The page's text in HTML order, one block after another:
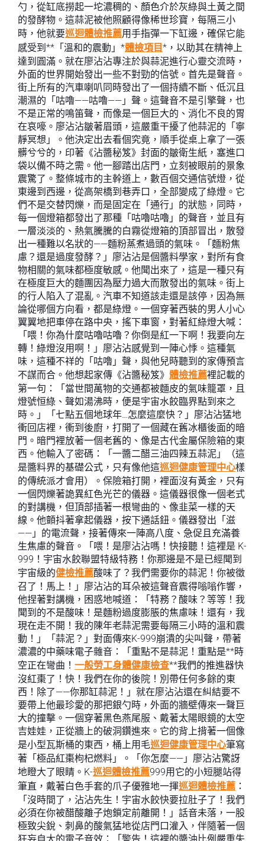
勺，從缸底撈起一坨濃稠的、顏色介於灰綠與土黃之間
的發酵物。這蒜泥被他照顧得像稀世珍寶，每隔三小
時，他就要巡迴體檢推薦用手指彈一下缸邊，確保它能
感受到**「溫和的震動」*體檢項目*，以助其在精神上
達到圓滿。就在廖沾沾專注於與蒜泥進行心靈交流時，
外面的世界開始發出一些不對勁的信號。首先是聲音。
街上所有的汽車喇叭同時發出了一個持續不斷、低沉且
潮濕的「咕嚕——咕嚕——」聲。這聲音不是引擎聲，也
不是正常的鳴笛聲，而像是一個巨大的、消化不良的胃
在哀嚎。廖沾沾皺著眉頭，這嚴重干擾了他蒜泥的「寧
靜冥想」。他決定出去看個究竟，順手從桌上拿了一張
髒兮兮的，印著《沾醬秘笈》封面的皺衛生紙，塞進口
袋以備不時之需。他一腳踏出店門，立刻被眼前的景象
震驚了。整條城市的主幹道上，數百個交通信號燈，從
東邊到西邊，從高架橋到巷弄口，全部變成了綠燈。它
們不是交替閃爍，而是固定在「通行」的狀態，同時，
每一個燈箱都發出了那種「咕嚕咕嚕」的聲音，並且有
一層淡淡的、熱氣騰騰的白霧從燈箱的頂部冒出，散發
出一種難以名狀的——麵粉蒸煮過頭的氣味。「麵粉焦
慮？還是過度發酵？」廖沾沾是個醬料學家，對所有食
物相關的氣味都極度敏感。他聞出來了，這是一種只有
在極度巨大的麵團因為壓力過大而散發出的氣味。街上
的行人陷入了混亂。汽車不知道該走還是該停，因為無
論從哪個方向看，都是綠燈。一個穿著西裝的男人小心
翼翼地把車停在路中央，搖下車窗，對著紅綠燈大喊：
「喂！你為什麼咕嚕咕嚕？你倒是紅一下啊！我要向左
轉！綠燈沒用啊！」廖沾沾感覺到一陣心悸。這種氣
味，這種不祥的「咕嚕」聲，與他兒時聽到的家傳預言
不謀而合。他想起家傳《沾醬秘笈》 體檢推薦裡記載的
第一句：「當世間萬物的交通都被麵皮的氣味籠罩，且
燈號恒綠、聲如湯沸時，便是宇宙水餃臨界點到來之
時。」「七點五個地球年…怎麼這麼快？」廖沾沾猛地
衝回店裡，衝到後廚，打開了一個藏在舊冰櫃後面的暗
門。暗門裡放著一個老舊的、像是古代金屬保險箱的東
西。他輸入了密碼：「一醬二醋三油四辣五蒜泥」（這
是醬料界的基礎公式，只有像他這巡迴健康管理中心樣
的傳統派才會用）。保險箱打開，裡面沒有黃金，只有
一個閃爍著詭異紅色光芒的儀器。這儀器很像一個老式
的對講機，但頂部插著一根彎曲的、像韭菜一樣的天
線。他顫抖著拿起儀器，按下通話鈕。儀器發出「滋
——」的電流聲，接著傳來一陣高八度、急促且充滿養
生焦慮的聲音。「喂！是廖沾沾嗎！快接聽！這裡是 K-
999！宇宙水餃聯盟特級特務！你那邊是不是已經聞到
宇宙級的健檢推薦酸味了？我們需要你的蒜泥！你被徵
召了！馬上！」廖沾沾的耳朵被這聲音震得嗡嗡作響，
他捏著對講機，困惑地喊道：「特務？酸味？等等！我
聞到的不是酸味！是麵粉過度膨脹的焦慮味！還有，我
現在走不開！我的陳年老蒜泥需要每隔三小時的溫和震
動！」「蒜泥？」對面傳來K-999崩潰的尖叫聲，帶著
濃濃的中藥味電子雜音：「重點不是蒜泥！重點是**時
空正在彎曲！ 一般勞工身體健康檢查**我們的推進器快
沒紅棗了！快！我們在你的後院！別帶任何多餘的東
西！除了——你那缸蒜泥！」就在廖沾沾還在糾結要不
要帶上他最珍愛的那把銀勺時，外面的牆壁傳來一聲巨
大的撞擊。一個穿著黑色燕尾服、戴著太陽眼鏡的太空
吉娃娃，正從牆上的破洞鑽進來。它的背上揹著一個像
是小型瓦斯桶的東西，桶上用毛巡迴健康管理中心筆寫
著「極品紅棗枸杞燃料」。「你怎麼——」廖沾沾驚訝
地瞪大了眼睛。K-巡迴體檢推薦999用它的小短腿站得
筆直，戴著白色手套的爪子優雅地一揮巡迴體檢推薦 ：
「沒時間了，沾沾先生！宇宙水餃快要拉肚子了！我們
必須在你被醋酸離子炮鎖定前離開！」話音未落，一股
極致尖銳、刺鼻的酸氣猛地從店門口灌入，伴隨著一個